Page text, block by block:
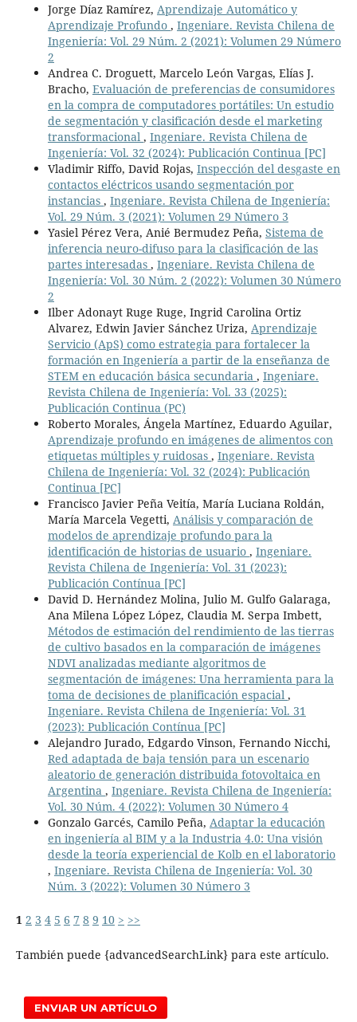
Jorge Díaz Ramírez, Aprendizaje Automático y
Aprendizaje Profundo , Ingeniare. Revista Chilena de
Ingeniería: Vol. 29 Núm. 2 (2021): Volumen 29 Número
2
Andrea C. Droguett, Marcelo León Vargas, Elías J.
Bracho, Evaluación de preferencias de consumidores
en la compra de computadores portátiles: Un estudio
de segmentación y clasificación desde el marketing
transformacional , Ingeniare. Revista Chilena de
Ingeniería: Vol. 32 (2024): Publicación Continua [PC]
Vladimir Riffo, David Rojas, Inspección del desgaste en
contactos eléctricos usando segmentación por
instancias , Ingeniare. Revista Chilena de Ingeniería:
Vol. 29 Núm. 3 (2021): Volumen 29 Número 3
Yasiel Pérez Vera, Anié Bermudez Peña, Sistema de
inferencia neuro-difuso para la clasificación de las
partes interesadas , Ingeniare. Revista Chilena de
Ingeniería: Vol. 30 Núm. 2 (2022): Volumen 30 Número
2
Ilber Adonayt Ruge Ruge, Ingrid Carolina Ortiz
Alvarez, Edwin Javier Sánchez Uriza, Aprendizaje
Servicio (ApS) como estrategia para fortalecer la
formación en Ingeniería a partir de la enseñanza de
STEM en educación básica secundaria , Ingeniare.
Revista Chilena de Ingeniería: Vol. 33 (2025):
Publicación Continua (PC)
Roberto Morales, Ángela Martínez, Eduardo Aguilar,
Aprendizaje profundo en imágenes de alimentos con
etiquetas múltiples y ruidosas , Ingeniare. Revista
Chilena de Ingeniería: Vol. 32 (2024): Publicación
Continua [PC]
Francisco Javier Peña Veitía, María Luciana Roldán,
María Marcela Vegetti, Análisis y comparación de
modelos de aprendizaje profundo para la
identificación de historias de usuario , Ingeniare.
Revista Chilena de Ingeniería: Vol. 31 (2023):
Publicación Contínua [PC]
David D. Hernández Molina, Julio M. Gulfo Galaraga,
Ana Milena López López, Claudia M. Serpa Imbett,
Métodos de estimación del rendimiento de las tierras
de cultivo basados en la comparación de imágenes
NDVI analizadas mediante algoritmos de
segmentación de imágenes: Una herramienta para la
toma de decisiones de planificación espacial ,
Ingeniare. Revista Chilena de Ingeniería: Vol. 31
(2023): Publicación Contínua [PC]
Alejandro Jurado, Edgardo Vinson, Fernando Nicchi,
Red adaptada de baja tensión para un escenario
aleatorio de generación distribuida fotovoltaica en
Argentina , Ingeniare. Revista Chilena de Ingeniería:
Vol. 30 Núm. 4 (2022): Volumen 30 Número 4
Gonzalo Garcés, Camilo Peña, Adaptar la educación
en ingeniería al BIM y a la Industria 4.0: Una visión
desde la teoría experiencial de Kolb en el laboratorio
, Ingeniare. Revista Chilena de Ingeniería: Vol. 30
Núm. 3 (2022): Volumen 30 Número 3
1 2 3 4 5 6 7 8 9 10 > >>
También puede {advancedSearchLink} para este artículo.
ENVIAR UN ARTÍCULO